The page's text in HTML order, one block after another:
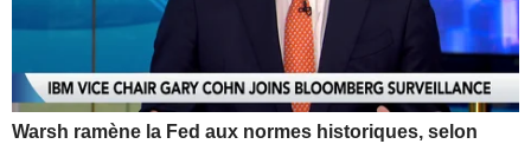
Warsh ramène la Fed aux normes historiques, selon